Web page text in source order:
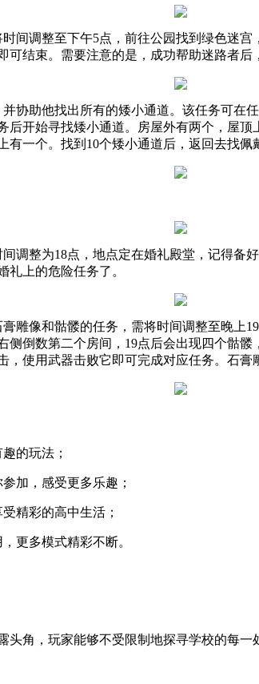
间调整至下午5点，前往公园找到绿色迷
可结束。需要注意的是，成功帮助迷路者
协助他找出所有的矮小通道。该任务可在
后开始寻找矮小通道。房屋外有两个，屋
有一个。找到10个矮小通道后，返回去找佩
调整为18点，地点定在婚礼殿堂，记得
礼上的危险任务了。
雕像和骷髅的任务，需将时间调整至晚上
侧倒数第二个房间，19点后会出现四个骷
，使用武器击败它即可完成对应任务。石
的玩法；
加，感受更多乐趣；
精彩的高中生活；
更多模式精彩不断。
头角，玩家能够不受限制地探寻学校的每